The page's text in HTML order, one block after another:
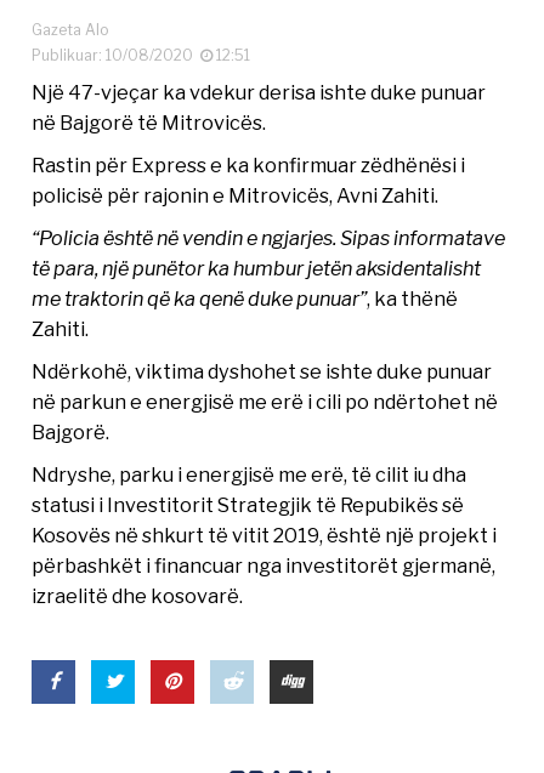
Gazeta Alo
Publikuar: 10/08/2020
12:51
Një 47-vjeçar ka vdekur derisa ishte duke punuar
në Bajgorë të Mitrovicës.
Rastin për Express e ka konfirmuar zëdhënësi i
policisë për rajonin e Mitrovicës, Avni Zahiti.
“Policia është në vendin e ngjarjes. Sipas informatave
të para, një punëtor ka humbur jetën aksidentalisht
me traktorin që ka qenë duke punuar”, ka thënë
Zahiti.
Ndërkohë, viktima dyshohet se ishte duke punuar
në parkun e energjisë me erë i cili po ndërtohet në
Bajgorë.
Ndryshe, parku i energjisë me erë, të cilit iu dha
statusi i Investitorit Strategjik të Repubikës së
Kosovës në shkurt të vitit 2019, është një projekt i
përbashkët i financuar nga investitorët gjermanë,
izraelitë dhe kosovarë.